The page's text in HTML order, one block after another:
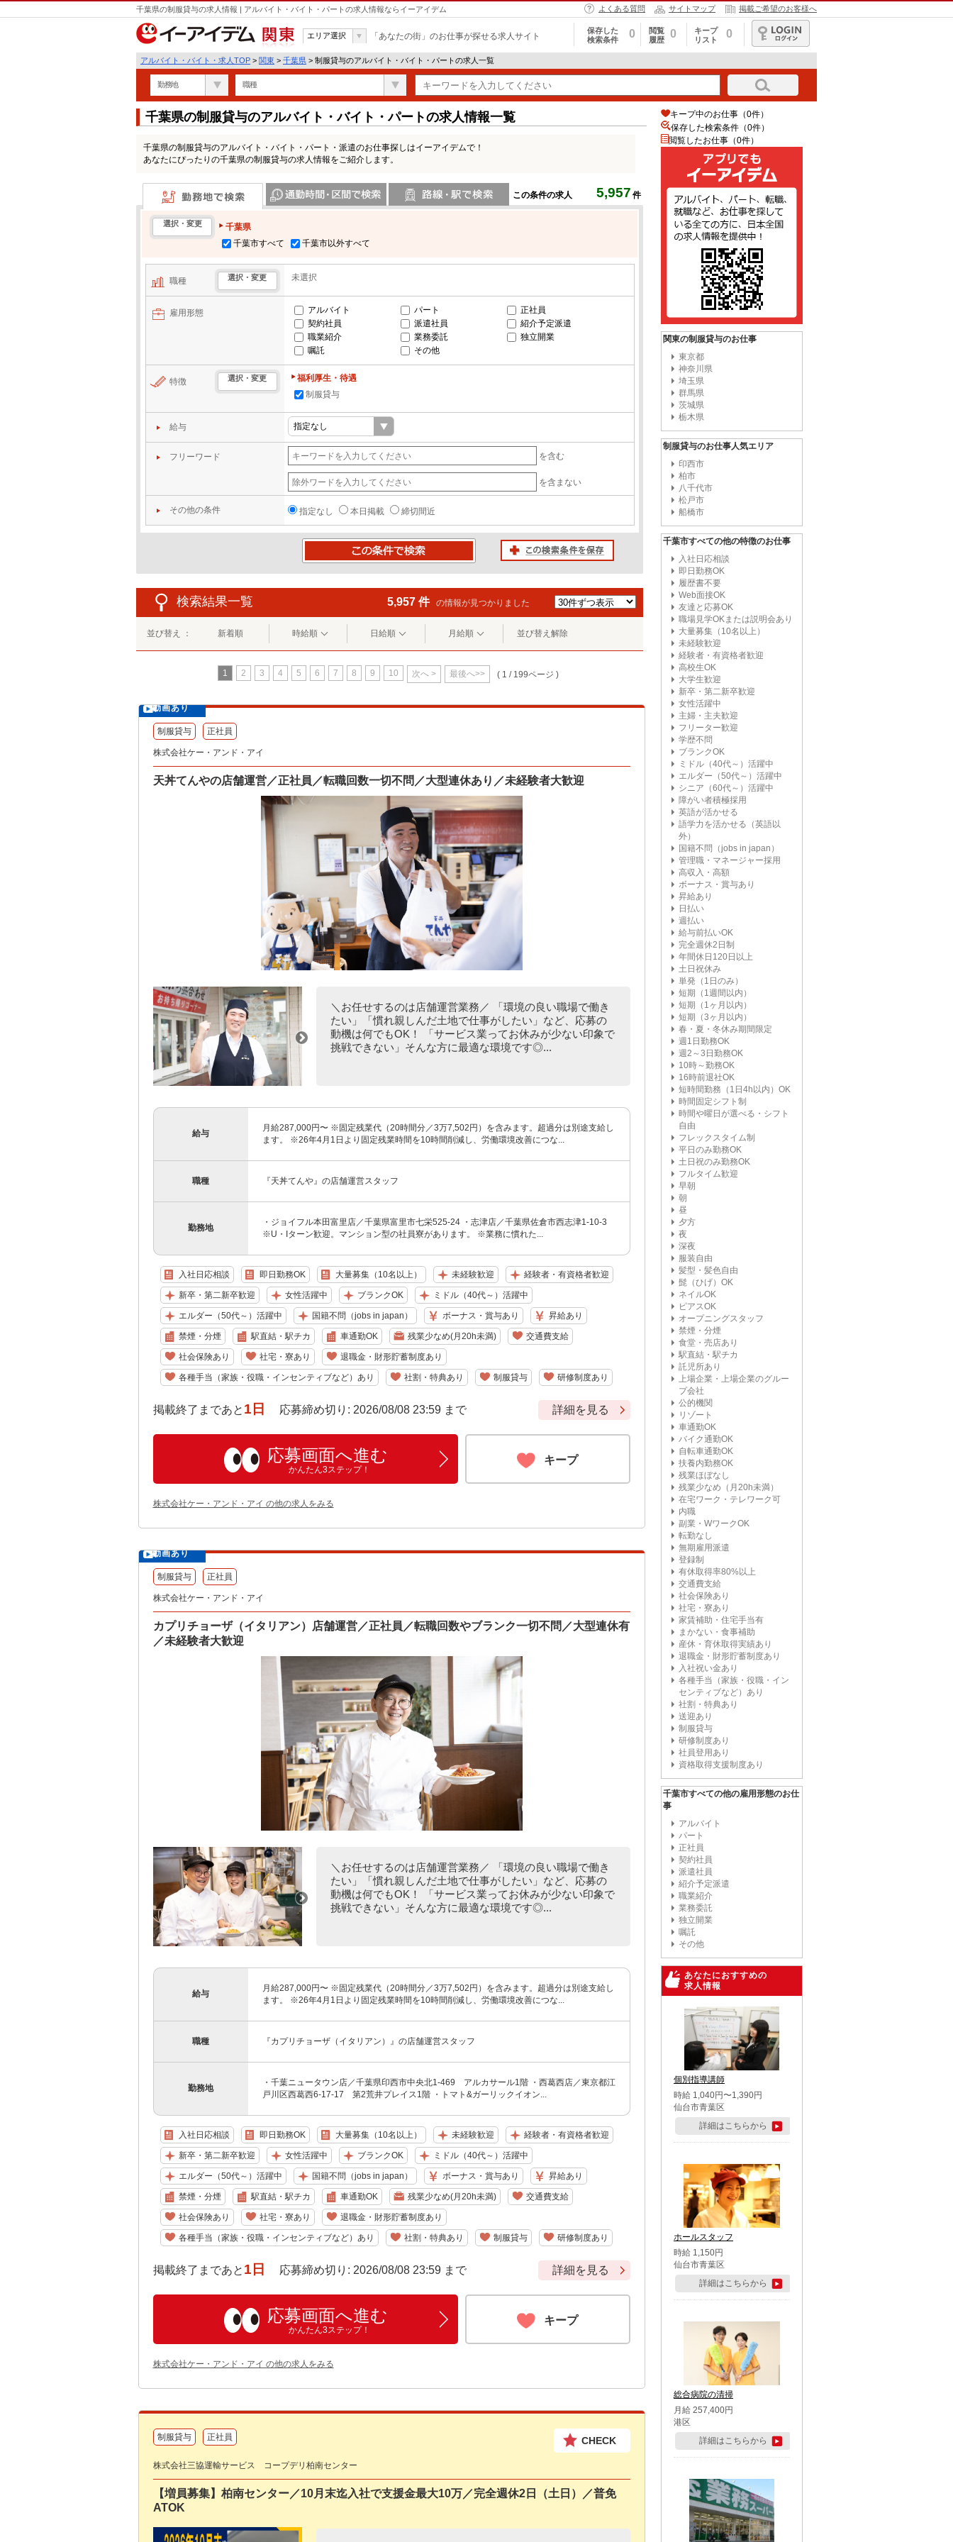
千葉県の制服貸与の求人情報 | アルバイト・バイト・パートの求人情報ならイーアイデム よくある質問 サイトマップ 掲載ご希望のお客様へ
関東
エリア選択 「あなたの街」のお仕事が探せる求人サイト
保存した
検索条件
0
閲覧
履歴
0
キープ
リスト
0
ログイン
アルバイト・バイト・求人TOP > 関東 > 千葉県 > 制服貸与のアルバイト・バイト・パートの求人一覧
勤務地 職種
千葉県の制服貸与のアルバイト・バイト・パートの求人情報一覧
千葉県の制服貸与のアルバイト・バイト・パート・派遣のお仕事探しはイーアイデムで！
あなたにぴったりの千葉県の制服貸与の求人情報をご紹介します。
この条件の求人 5,957 件
勤務地で検索
選択・変更
千葉県
千葉市すべて
千葉市以外すべて
職種 選択・変更 未選択
雇用形態 アルバイト パート
正社員
契約社員
派遣社員
紹介予定派遣
職業紹介
業務委託
独立開業
嘱託
その他
特徴 選択・変更
福利厚生・待遇
制服貸与
給与
フリーワード を含む
を含まない
その他の条件 指定なし 本日掲載 締切間近
検索結果一覧 5,957 件 の情報が見つかりました
並び替え ： 新着順 時給順 日給順 月給順 並び替え解除
1 2 3 4 5 6 7 8 9 10 次へ > 最後へ>> ( 1 / 199ページ )
動画あり
制服貸与 正社員
株式会社ケー・アンド・アイ
天丼てんやの店舗運営／正社員／転職回数一切不問／大型連休あり／未経験者大歓迎
＼お任せするのは店舗運営業務／ 「環境の良い職場で働き
たい」「慣れ親しんだ土地で仕事がしたい」など、応募の
動機は何でもOK！ 「サービス業ってお休みが少ない印象で
挑戦できない」そんな方に最適な環境です◎...
給与
月給287,000円〜 ※固定残業代（20時間分／3万7,502円）を含みます。超過分は別途支給し
ます。 ※26年4月1日より固定残業時間を10時間削減し、労働環境改善につな...
職種 『天丼てんや』の店舗運営スタッフ
勤務地
・ジョイフル本田富里店／千葉県富里市七栄525-24 ・志津店／千葉県佐倉市西志津1-10-3
※U・Iターン歓迎。マンション型の社員寮があります。 ※業務に慣れた...
入社日応相談 即日勤務OK 大量募集（10名以上） 未経験歓迎 経験者・有資格者歓迎
新卒・第二新卒歓迎 女性活躍中 ブランクOK ミドル（40代～）活躍中
エルダー（50代～）活躍中 国籍不問（jobs in japan） ボーナス・賞与あり 昇給あり
禁煙・分煙 駅直結・駅チカ 車通勤OK 残業少なめ(月20h未満) 交通費支給
社会保険あり 社宅・寮あり 退職金・財形貯蓄制度あり
各種手当（家族・役職・インセンティブなど）あり 社割・特典あり 制服貸与 研修制度あり
掲載終了まであと 1日 応募締め切り: 2026/08/08 23:59 まで 詳細を見る
応募画面へ進む
かんたん3ステップ！
キープ
株式会社ケー・アンド・アイ の他の求人をみる
動画あり
制服貸与 正社員
株式会社ケー・アンド・アイ
カプリチョーザ（イタリアン）店舗運営／正社員／転職回数やブランク一切不問／大型連休有
／未経験者大歓迎
＼お任せするのは店舗運営業務／ 「環境の良い職場で働き
たい」「慣れ親しんだ土地で仕事がしたい」など、応募の
動機は何でもOK！ 「サービス業ってお休みが少ない印象で
挑戦できない」そんな方に最適な環境です◎...
給与
月給287,000円〜 ※固定残業代（20時間分／3万7,502円）を含みます。超過分は別途支給し
ます。 ※26年4月1日より固定残業時間を10時間削減し、労働環境改善につな...
職種 『カプリチョーザ（イタリアン）』の店舗運営スタッフ
勤務地
・千葉ニュータウン店／千葉県印西市中央北1-469 アルカサール1階 ・西葛西店／東京都江
戸川区西葛西6-17-17 第2荒井プレイス1階 ・トマト&ガーリックイオン...
入社日応相談 即日勤務OK 大量募集（10名以上） 未経験歓迎 経験者・有資格者歓迎
新卒・第二新卒歓迎 女性活躍中 ブランクOK ミドル（40代～）活躍中
エルダー（50代～）活躍中 国籍不問（jobs in japan） ボーナス・賞与あり 昇給あり
禁煙・分煙 駅直結・駅チカ 車通勤OK 残業少なめ(月20h未満) 交通費支給
社会保険あり 社宅・寮あり 退職金・財形貯蓄制度あり
各種手当（家族・役職・インセンティブなど）あり 社割・特典あり 制服貸与 研修制度あり
掲載終了まであと 1日 応募締め切り: 2026/08/08 23:59 まで 詳細を見る
応募画面へ進む
かんたん3ステップ！
キープ
株式会社ケー・アンド・アイ の他の求人をみる
制服貸与 正社員 CHECK
株式会社三協運輸サービス コープデリ柏南センター
【増員募集】柏南センター／10月末迄入社で支援金最大10万／完全週休2日（土日）／普免
ATOK
キープ中のお仕事（0件）
保存した検索条件（0件）
閲覧したお仕事（0件）
関東の制服貸与のお仕事
東京都
神奈川県
埼玉県
群馬県
茨城県
栃木県
制服貸与のお仕事人気エリア
印西市
柏市
八千代市
松戸市
船橋市
千葉市すべての他の特徴のお仕事
入社日応相談
即日勤務OK
履歴書不要
Web面接OK
友達と応募OK
職場見学OKまたは説明会あり
大量募集（10名以上）
未経験歓迎
経験者・有資格者歓迎
高校生OK
大学生歓迎
新卒・第二新卒歓迎
女性活躍中
主婦・主夫歓迎
フリーター歓迎
学歴不問
ブランクOK
ミドル（40代～）活躍中
エルダー（50代～）活躍中
シニア（60代～）活躍中
障がい者積極採用
英語が活かせる
語学力を活かせる（英語以
外）
国籍不問（jobs in japan）
管理職・マネージャー採用
高収入・高額
ボーナス・賞与あり
昇給あり
日払い
週払い
給与前払いOK
完全週休2日制
年間休日120日以上
土日祝休み
単発（1日のみ）
短期（1週間以内）
短期（1ヶ月以内）
短期（3ヶ月以内）
春・夏・冬休み期間限定
週1日勤務OK
週2～3日勤務OK
10時～勤務OK
16時前退社OK
短時間勤務（1日4h以内）OK
時間固定シフト制
時間や曜日が選べる・シフト
自由
フレックスタイム制
平日のみ勤務OK
土日祝のみ勤務OK
フルタイム歓迎
早朝
朝
昼
夕方
夜
深夜
服装自由
髪型・髪色自由
髭（ひげ）OK
ネイルOK
ピアスOK
オープニングスタッフ
禁煙・分煙
食堂・売店あり
駅直結・駅チカ
託児所あり
上場企業・上場企業のグルー
プ会社
公的機関
リゾート
車通勤OK
バイク通勤OK
自転車通勤OK
扶養内勤務OK
残業ほぼなし
残業少なめ（月20h未満）
在宅ワーク・テレワーク可
内職
副業・WワークOK
転勤なし
無期雇用派遣
登録制
有休取得率80%以上
交通費支給
社会保険あり
社宅・寮あり
家賃補助・住宅手当有
まかない・食事補助
産休・育休取得実績あり
退職金・財形貯蓄制度あり
入社祝い金あり
各種手当（家族・役職・イン
センティブなど）あり
社割・特典あり
送迎あり
制服貸与
研修制度あり
社員登用あり
資格取得支援制度あり
千葉市すべての他の雇用形態のお仕
事
アルバイト
パート
正社員
契約社員
派遣社員
紹介予定派遣
職業紹介
業務委託
独立開業
嘱託
その他
あなたにおすすめの
求人情報
個別指導講師
時給 1,040円〜1,390円
仙台市青葉区
詳細はこちらから
ホールスタッフ
時給 1,150円
仙台市青葉区
詳細はこちらから
総合病院の清掃
月給 257,400円
港区
詳細はこちらから